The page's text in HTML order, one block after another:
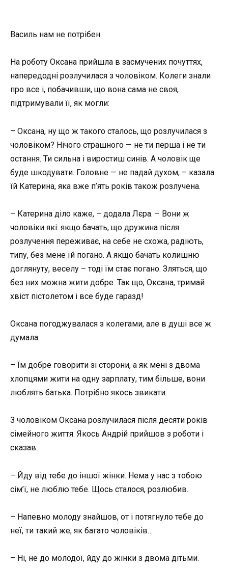
Василь нам не потрібен
На роботу Оксана прийшла в засмучених почуттях,
напередодні розлучилася з чоловіком. Колеги знали
про все і, побачивши, що вона сама не своя,
підтримували її, як могли:
– Оксана, ну що ж такого сталось, що розлучилася з
чоловіком? Нічого страшного — не ти перша і не ти
остання. Ти сильна і виростиш синів. А чоловік ще
буде шкодувати. Головне — не падай духом, – казала
їй Катерина, яка вже п’ять років також розлучена.
– Катерина діло каже, – додала Лєра. – Вони ж
чоловіки які: якщо бачать, що дружина після
розлучення переживає, на себе не схожа, радіють,
типу, без мене їй погано. А якщо бачать колишню
доглянуту, веселу – тоді їм стає погано. Зляться, що
без них можна жити добре. Так що, Оксана, тримай
хвіст пістолетом і все буде гаразд!
Оксана погоджувалася з колегами, але в душі все ж
думала:
– Їм добре говорити зі сторони, а як мені з двома
хлопцями жити на одну зарплату, тим більше, вони
люблять батька. Потрібно якось звикати.
З чоловіком Оксана розлучилася після десяти років
сімейного життя. Якось Андрій прийшов з роботи і
сказав:
– Йду від тебе до іншої жінки. Нема у нас з тобою
сім’ї, не люблю тебе. Щось сталося, розлюбив.
– Напевно молоду знайшов, от і потягнуло тебе до
неї, ти такий же, як багато чоловіків…
– Ні, не до молодої, йду до жінки з двома дітьми.